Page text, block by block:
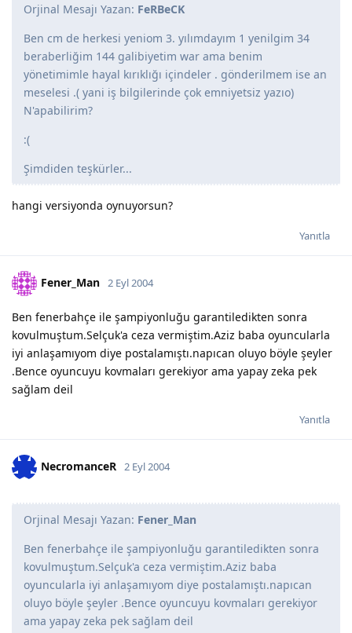
Orjinal Mesajı Yazan: FeRBeCK
Ben cm de herkesi yeniom 3. yılımdayım 1 yenilgim 34
beraberliğim 144 galibiyetim war ama benim
yönetimimle hayal kırıklığı içindeler . gönderilmem ise an
meselesi .( yani iş bilgilerinde çok emniyetsiz yazıo)
N'apabilirim?
:(
Şimdiden teşkürler...
hangi versiyonda oynuyorsun?
Yanıtla
Fener_Man 2 Eyl 2004
Ben fenerbahçe ile şampiyonluğu garantiledikten sonra
kovulmuştum.Selçuk'a ceza vermiştim.Aziz baba oyuncularla
iyi anlaşamıyom diye postalamıştı.napıcan oluyo böyle şeyler
.Bence oyuncuyu kovmaları gerekiyor ama yapay zeka pek
sağlam deil
Yanıtla
NecromanceR 2 Eyl 2004
Orjinal Mesajı Yazan: Fener_Man
Ben fenerbahçe ile şampiyonluğu garantiledikten sonra
kovulmuştum.Selçuk'a ceza vermiştim.Aziz baba
oyuncularla iyi anlaşamıyom diye postalamıştı.napıcan
oluyo böyle şeyler .Bence oyuncuyu kovmaları gerekiyor
ama yapay zeka pek sağlam deil